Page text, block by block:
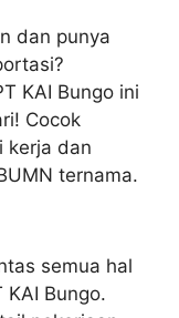
dan punya
KAI Bungo ini
Cocok
kerja dan
ternama.
semua hal
Bungo.